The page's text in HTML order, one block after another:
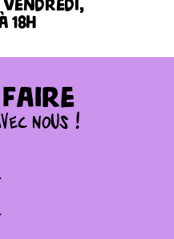
18h
faire
nous !